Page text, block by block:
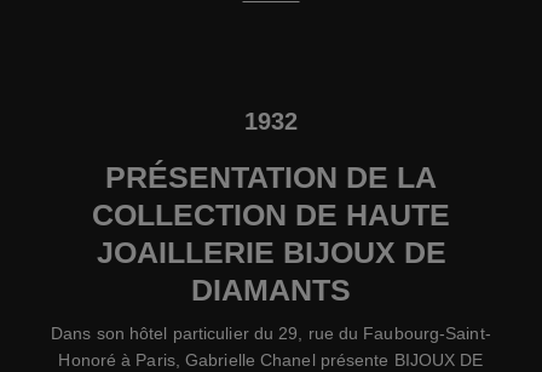
1932
PRÉSENTATION DE LA
COLLECTION DE HAUTE
JOAILLERIE BIJOUX DE
DIAMANTS
Dans son hôtel particulier du 29, rue du Faubourg-Saint-
Honoré à Paris, Gabrielle Chanel présente BIJOUX DE